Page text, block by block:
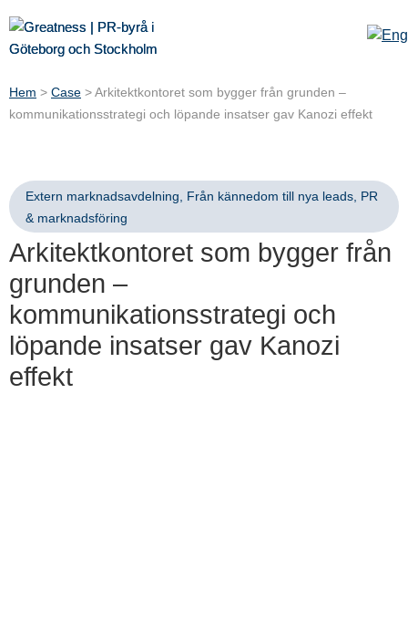
Hem > Case > Arkitektkontoret som bygger från grunden –
kommunikationsstrategi och löpande insatser gav Kanozi effekt
Extern marknadsavdelning Från kännedom till nya leads PR
& marknadsföring
Arkitektkontoret som bygger från
grunden –
kommunikationsstrategi och
löpande insatser gav Kanozi
effekt